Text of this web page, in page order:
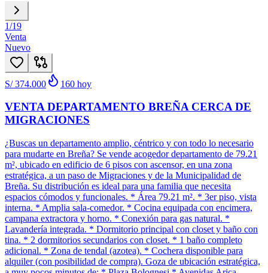
1/19
Venta
Nuevo
S/ 374.000 160 hoy
VENTA DEPARTAMENTO BREÑA CERCA DE
MIGRACIONES
¿Buscas un departamento amplio, céntrico y con todo lo necesario
para mudarte en Breña? Se vende acogedor departamento de 79.21
m², ubicado en edificio de 6 pisos con ascensor, en una zona
estratégica, a un paso de Migraciones y de la Municipalidad de
Breña. Su distribución es ideal para una familia que necesita
espacios cómodos y funcionales. * Área 79.21 m². * 3er piso, vista
interna. * Amplia sala-comedor. * Cocina equipada con encimera,
campana extractora y horno. * Conexión para gas natural. *
Lavandería integrada. * Dormitorio principal con closet y baño con
tina. * 2 dormitorios secundarios con closet. * 1 baño completo
adicional. * Zona de tendal (azotea). * Cochera disponible para
alquiler (con posibilidad de compra). Goza de ubicación estratégica,